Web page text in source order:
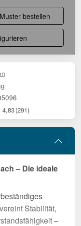
Muster bestellen
4,83(291)
– Die ideale
Stabilität,
–